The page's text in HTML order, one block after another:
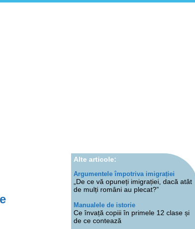
Alte articole:
Argumentele împotriva imigrației
„De ce vă opuneți imigrației, dacă atât
de mulți români au plecat?”
Manualele de istorie
Ce învață copiii în primele 12 clase și
de ce contează